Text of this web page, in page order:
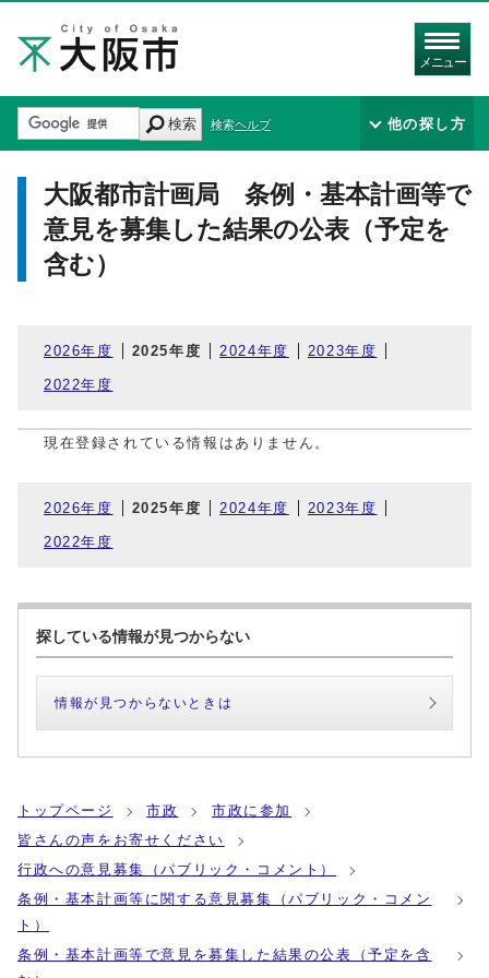
メニュー
検索 検索ヘルプ 他の探し方
大阪都市計画局 条例・基本計画等で
意見を募集した結果の公表（予定を
含む）
2026年度 2025年度 2024年度 2023年度
2022年度
現在登録されている情報はありません。
2026年度 2025年度 2024年度 2023年度
2022年度
探している情報が見つからない
情報が見つからないときは
トップページ 市政
市政に参加
皆さんの声をお寄せください
行政への意見募集（パブリック・コメント）
条例・基本計画等に関する意見募集（パブリック・コメン
ト）
条例・基本計画等で意見を募集した結果の公表（予定を含